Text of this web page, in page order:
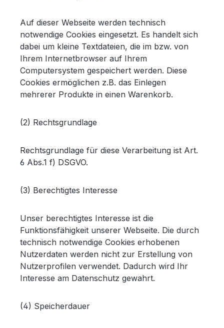
Auf dieser Webseite werden technisch
notwendige Cookies eingesetzt. Es handelt sich
dabei um kleine Textdateien, die im bzw. von
Ihrem Internetbrowser auf Ihrem
Computersystem gespeichert werden. Diese
Cookies ermöglichen z.B. das Einlegen
mehrerer Produkte in einen Warenkorb.
(2) Rechtsgrundlage
Rechtsgrundlage für diese Verarbeitung ist Art.
6 Abs.1 f) DSGVO.
(3) Berechtigtes Interesse
Unser berechtigtes Interesse ist die
Funktionsfähigkeit unserer Webseite. Die durch
technisch notwendige Cookies erhobenen
Nutzerdaten werden nicht zur Erstellung von
Nutzerprofilen verwendet. Dadurch wird Ihr
Interesse am Datenschutz gewahrt.
(4) Speicherdauer